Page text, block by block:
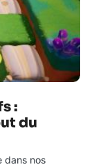
:
du
dans nos